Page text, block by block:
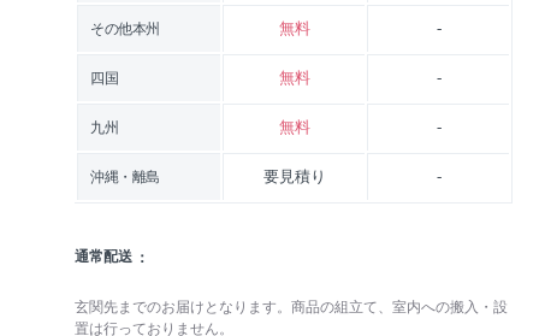
その他本州 無料 -
四国 無料 -
九州 無料 -
沖縄・離島 要見積り -
通常配送
玄関先までのお届けとなります。商品の組立て、室内への搬入・設
置は行っておりません。